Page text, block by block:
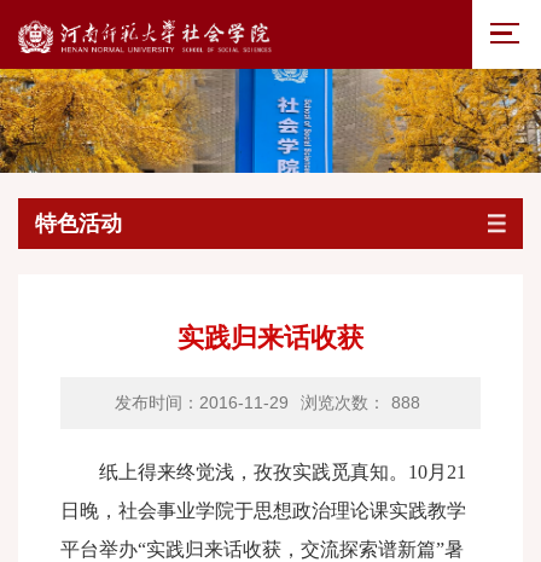
特色活动
实践归来话收获
发布时间：2016-11-29 浏览次数： 888
纸上得来终觉浅，孜孜实践觅真知。 10月 21
日晚，社会事业学院于思想政治理论课实践教学
平台举办“实践归来话收获，交流探索谱新篇”暑